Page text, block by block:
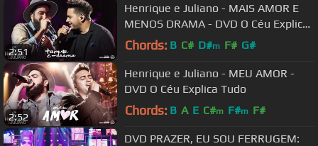
2:51
Henrique e Juliano - MAIS AMOR E
MENOS DRAMA - DVD O Céu Explica
Tudo
Chords: B C# D#m F# G#
2:52
Henrique e Juliano - MEU AMOR -
DVD O Céu Explica Tudo
Chords: B A E C#m F#m F#
DVD PRAZER, EU SOU FERRUGEM: